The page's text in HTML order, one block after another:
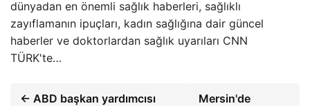
dünyadan en önemli sağlık haberleri, sağlıklı
zayıflamanın ipuçları, kadın sağlığına dair güncel
haberler ve doktorlardan sağlık uyarıları CNN
TÜRK'te…
← ABD başkan yardımcısı
Mersin'de